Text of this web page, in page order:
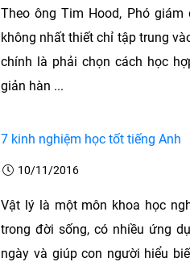
Theo ông Tim Hood, Phó
không nhất thiết chỉ tập trung
chính là phải chọn cách học
giản hàn ...
7 kinh nghiệm học tốt tiếng Anh
10/11/2016
Vật lý là một môn khoa học
trong đời sống, có nhiều ứng
ngày và giúp con người hiểu